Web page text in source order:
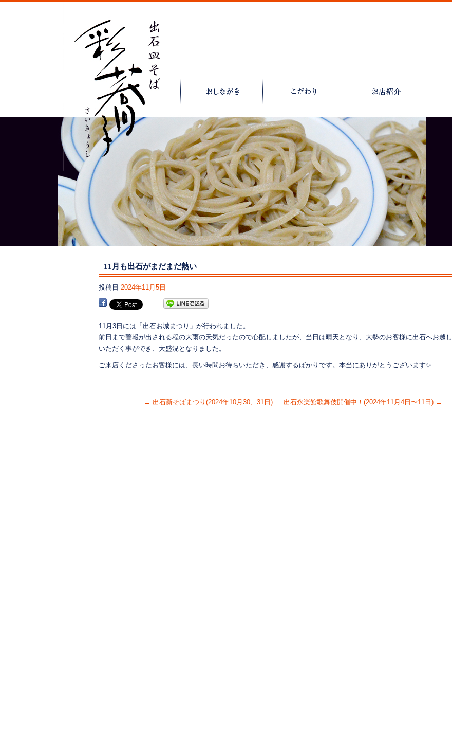
11月も出石がまだまだ熱い
投稿日 2024年11月5日
11月3日には「出石お城まつり」が行われました。
前日まで警報が出される程の大雨の天気だったので心配しましたが、当日は晴天となり、大勢のお客様に出石へお越し
いただく事ができ、大盛況となりました。
ご来店くださったお客様には、長い時間お待ちいただき、感謝するばかりです。本当にありがとうございます✨️
← 出石新そばまつり(2024年10月30、31日) 出石永楽館歌舞伎開催中！(2024年11月4日〜11日) →